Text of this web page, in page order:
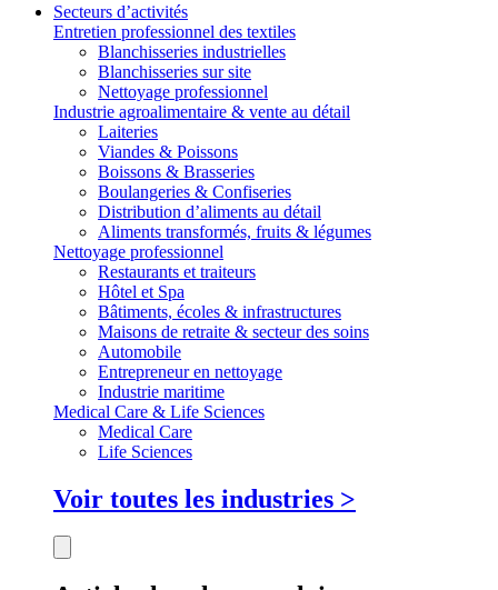
Secteurs d’activités
Entretien professionnel des textiles
Blanchisseries industrielles
Blanchisseries sur site
Nettoyage professionnel
Industrie agroalimentaire & vente au détail
Laiteries
Viandes & Poissons
Boissons & Brasseries
Boulangeries & Confiseries
Distribution d’aliments au détail
Aliments transformés, fruits & légumes
Nettoyage professionnel
Restaurants et traiteurs
Hôtel et Spa
Bâtiments, écoles & infrastructures
Maisons de retraite & secteur des soins
Automobile
Entrepreneur en nettoyage
Industrie maritime
Medical Care & Life Sciences
Medical Care
Life Sciences
Voir toutes les industries >